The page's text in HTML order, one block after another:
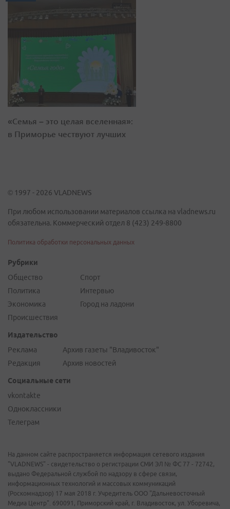
«Семья – это целая вселенная»:
в Приморье чествуют лучших
© 1997 - 2026 VLADNEWS
При любом использовании материалов ссылка на vladnews.ru
обязательна. Коммерческий отдел 8 (423) 249-8800
Политика обработки персональных данных
Рубрики
Общество
Политика
Экономика
Происшествия
Спорт
Интервью
Город на ладони
Издательство
Реклама
Редакция
Архив газеты "Владивосток"
Архив новостей
Социальные сети
vkontakte
Одноклассники
Телеграм
На данном сайте распространяется информация сетевого издания
"VLADNEWS" - свидетельство о регистрации СМИ ЭЛ № ФС 77 - 72742,
выдано Федеральной службой по надзору в сфере связи,
информационных технологий и массовых коммуникаций
(Роскомнадзор) 17 мая 2018 г. Учредитель ООО "Дальневосточный
Медиа Центр". 690091, Приморский край, г. Владивосток, ул. Уборевича,